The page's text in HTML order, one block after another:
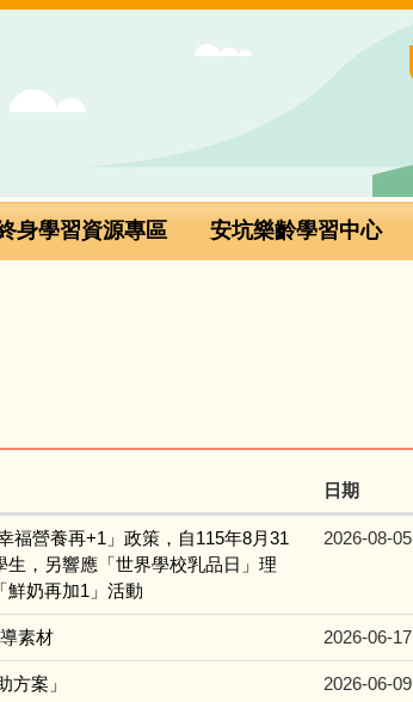
身學習資源專區 安坑樂齡學習中心
日期
福營養再+1」政策，自115年8月31
生，另響應「世界學校乳品日」理
鮮奶再加1」活動
2026-08-05
素材 2026-06-17
方案」 2026-06-09